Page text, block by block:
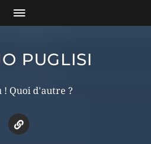
PUGLISI
! Quoi d'autre ?